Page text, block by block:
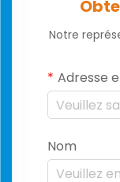
Notre
Adresse
Nom